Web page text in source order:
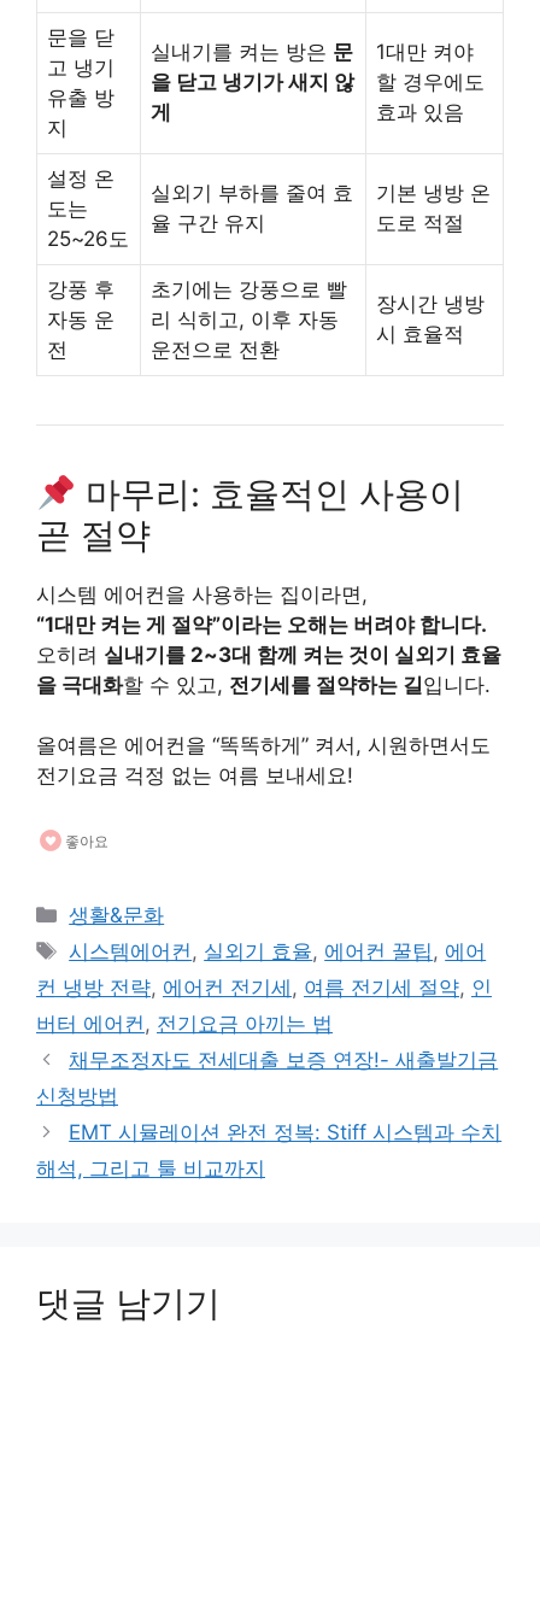
문을 닫
고 냉기
유출 방
지
실내기를 켜는 방은 문
을 닫고 냉기가 새지 않
게
1대만 켜야
할 경우에도
효과 있음
설정 온
도는
25~26도
실외기 부하를 줄여 효
율 구간 유지
기본 냉방 온
도로 적절
강풍 후
자동 운
전
초기에는 강풍으로 빨
리 식히고, 이후 자동
운전으로 전환
장시간 냉방
시 효율적
마무리: 효율적인 사용이
곧 절약
시스템 에어컨을 사용하는 집이라면,
“1대만 켜는 게 절약”이라는 오해는 버려야 합니다.
오히려 실내기를 2~3대 함께 켜는 것이 실외기 효율
을 극대화할 수 있고, 전기세를 절약하는 길입니다.
올여름은 에어컨을 “똑똑하게” 켜서, 시원하면서도
전기요금 걱정 없는 여름 보내세요!
좋아요
카
테
고
리
생활&문화
태
그
시스템에어컨 , 실외기 효율, 에어컨 꿀팁 , 에어
컨 냉방 전략, 에어컨 전기세 , 여름 전기세 절약, 인
버터 에어컨 , 전기요금 아끼는 법
채무조정자도 전세대출 보증 연장!- 새출발기금
신청방법
EMT 시뮬레이션 완전 정복: Stiff 시스템과 수치
해석, 그리고 툴 비교까지
댓글 남기기